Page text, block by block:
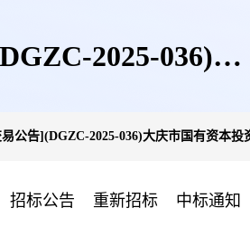
2025-036)大
易公告](DGZC-2025-036)大庆市国有资本
招标公告 重新招标 中标通知